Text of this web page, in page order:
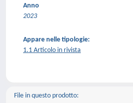
Anno
2023
Appare nelle tipologie:
1.1 Articolo in rivista
File in questo prodotto: